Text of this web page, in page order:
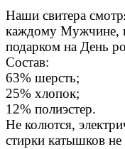
Наши свитера
каждому Мужчине,
подарком на День
Состав:
63% шерсть;
25% хлопок;
12% полиэстер.
Не колются,
стирки катышков не